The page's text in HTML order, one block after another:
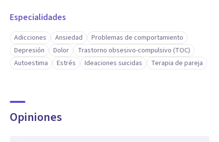
Especialidades
Adicciones Ansiedad
Problemas de comportamiento
Depresión
Dolor
Trastorno obsesivo-compulsivo (TOC)
Autoestima
Estrés Ideaciones suicidas Terapia de pareja
Opiniones